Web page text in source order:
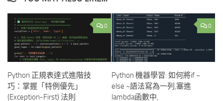
0
Python 正規表達式進階技
巧：掌握「特例優先」
(Exception-First) 法則
0
Python 機器學習: 如何將if ~
else ~語法寫為一列,塞進
lambda函數中,